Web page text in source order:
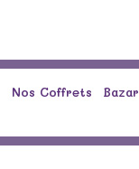
Nos Coffrets
Bazar